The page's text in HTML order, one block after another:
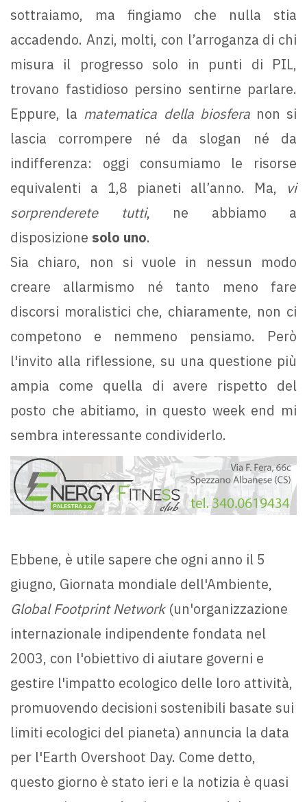
sottraiamo, ma fingiamo che nulla stia
accadendo. Anzi, molti, con l’arroganza di chi
misura il progresso solo in punti di PIL,
trovano fastidioso persino sentirne parlare.
Eppure, la matematica della biosferanon si
lascia corrompere né da slogan né da
indifferenza: oggi consumiamo le risorse
equivalenti a 1,8 pianeti all’anno. Ma,
vi
sorprenderete tutti, ne abbiamo a
disposizione solo uno.
Sia chiaro, non si vuole in nessun modo
creare allarmismo né tanto meno fare
discorsi moralistici che, chiaramente, non ci
competono e nemmeno pensiamo. Però
l'invito alla riflessione, su una questione più
ampia come quella di avere rispetto del
posto che abitiamo, in questo week end mi
sembra interessante condividerlo.
Ebbene, è utile sapere che ogni anno il 5
giugno, Giornata mondiale dell'Ambiente,
Global Footprint Network(un'organizzazione
internazionale indipendente fondata nel
2003, con l'obiettivo di aiutare governi e
gestire l'impatto ecologico delle loro attività,
promuovendo decisioni sostenibili basate sui
limiti ecologici del pianeta) annuncia la data
per l'Earth Overshoot Day. Come detto,
questo giorno è stato ieri e la notizia è quasi